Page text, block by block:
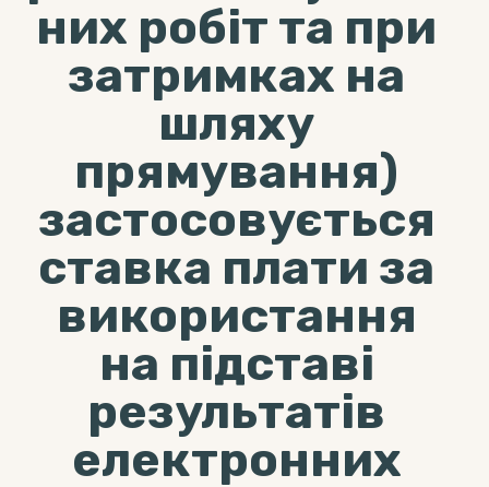
них робіт та при
затримках на
шляху
прямування)
застосовується
ставка плати за
використання
на підставі
результатів
електронних